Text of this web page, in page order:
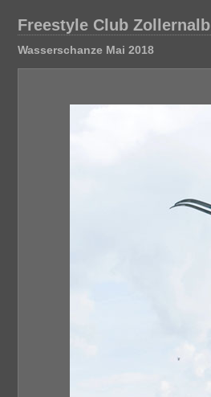
Freestyle Club Zollernalb
Wasserschanze Mai 2018